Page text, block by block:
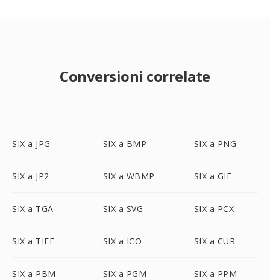
Conversioni correlate
SIX a JPG SIX a BMP SIX a PNG
SIX a JP2 SIX a WBMP SIX a GIF
SIX a TGA SIX a SVG SIX a PCX
SIX a TIFF SIX a ICO SIX a CUR
SIX a PBM SIX a PGM SIX a PPM